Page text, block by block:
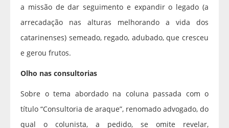
a missão de dar seguimento e expandir o legado (a
arrecadação nas alturas melhorando a vida dos
catarinenses) semeado, regado, adubado, que cresceu
e gerou frutos.
Olho nas consultorias
Sobre o tema abordado na coluna passada com o
título “Consultoria de araque”, renomado advogado, do
qual o colunista, a pedido, se omite revelar,